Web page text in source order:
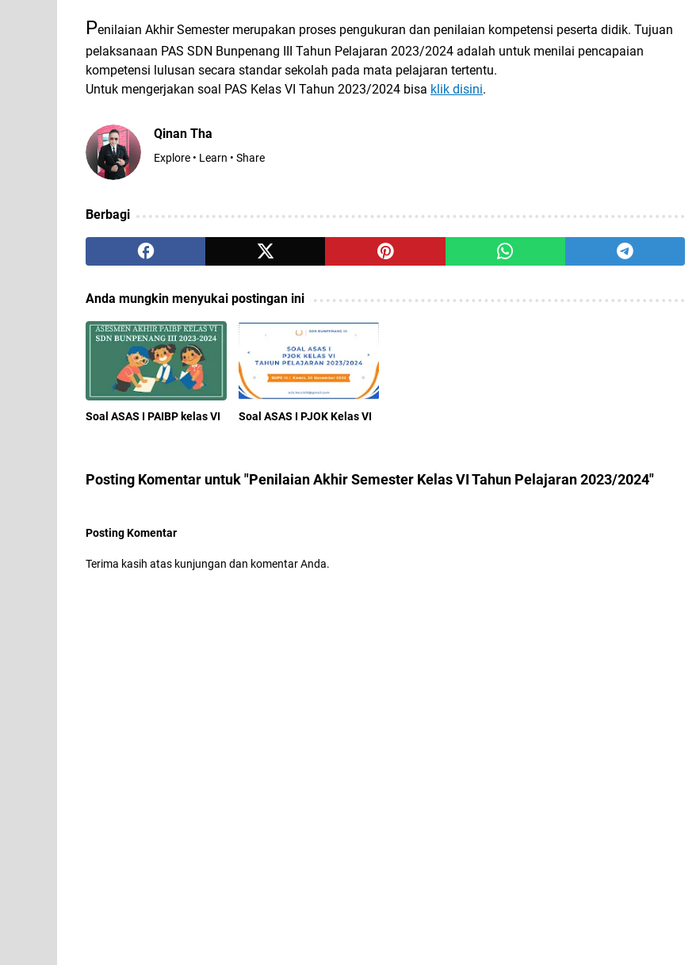
Penilaian Akhir Semester merupakan proses pengukuran dan penilaian kompetensi peserta didik. Tujuan
pelaksanaan PAS SDN Bunpenang III Tahun Pelajaran 2023/2024 adalah untuk menilai pencapaian
kompetensi lulusan secara standar sekolah pada mata pelajaran tertentu.
Untuk mengerjakan soal PAS Kelas VI Tahun 2023/2024 bisa klik disini.
Qinan Tha
Explore • Learn • Share
Berbagi
Anda mungkin menyukai postingan ini
Soal ASAS I PAIBP kelas VI Soal ASAS I PJOK Kelas VI
Posting Komentar untuk "Penilaian Akhir Semester Kelas VI Tahun Pelajaran 2023/2024"
Posting Komentar
Terima kasih atas kunjungan dan komentar Anda.